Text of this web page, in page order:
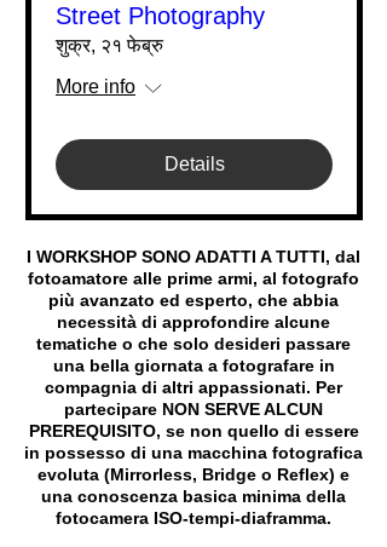
Street Photography
शुक्र, २१ फेब्रु
More info
Details
I WORKSHOP SONO ADATTI A TUTTI, dal
fotoamatore alle prime armi, al fotografo
più avanzato ed esperto, che abbia
necessità di approfondire alcune
tematiche o che solo desideri passare
una bella giornata a fotografare in
compagnia di altri appassionati. Per
partecipare NON SERVE ALCUN
PREREQUISITO, se non quello di essere
in possesso di una macchina fotografica
evoluta (Mirrorless, Bridge o Reflex) e
una conoscenza basica minima della
fotocamera ISO-tempi-diaframma.